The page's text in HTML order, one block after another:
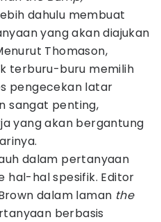
dahulu membuat
yang akan diajukan
Thomason,
terburu-buru memilih
pengecekan latar
sangat penting,
yang akan bergantung
dalam pertanyaan
hal-hal spesifik. Editor
dalam laman the
berbasis